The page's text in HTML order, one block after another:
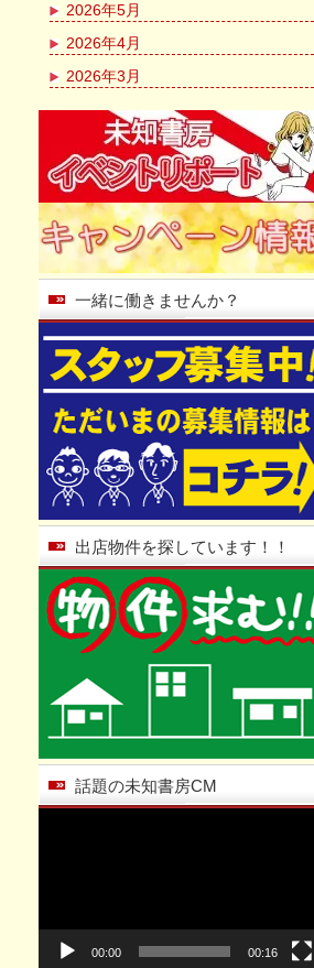
2026年5月
2026年4月
2026年3月
一緒に働きませんか？
出店物件を探しています！！
話題の未知書房CM
00:00 00:16